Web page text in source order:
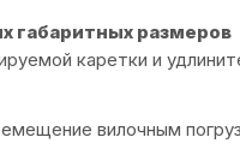
габаритных размеров
каретки и
вилочным